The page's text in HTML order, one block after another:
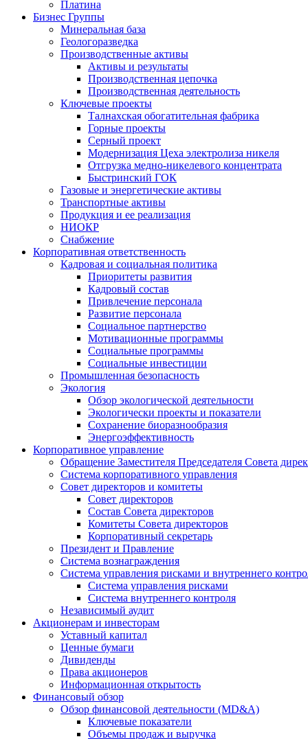
Платина
Бизнес Группы
Минеральная база
Геологоразведка
Производственные активы
Активы и результаты
Производственная цепочка
Производственная деятельность
Ключевые проекты
Талнахская обогатительная фабрика
Горные проекты
Серный проект
Модернизация Цеха электролиза никеля
Отгрузка медно-никелевого концентрата
Быстринский ГОК
Газовые и энергетические активы
Транспортные активы
Продукция и ее реализация
НИОКР
Снабжение
Корпоративная ответственность
Кадровая и социальная политика
Приоритеты развития
Кадровый состав
Привлечение персонала
Развитие персонала
Социальное партнерство
Мотивационные программы
Социальные программы
Социальные инвестиции
Промышленная безопасность
Экология
Обзор экологической деятельности
Экологически проекты и показатели
Сохранение биоразнообразия
Энергоэффективность
Корпоративное управление
Обращение Заместителя Председателя Совета
Система корпоративного управления
Совет директоров и комитеты
Совет директоров
Состав Совета директоров
Комитеты Совета директоров
Корпоративный секретарь
Президент и Правление
Система вознаграждения
Система управления рисками и внутреннего
Система управления рисками
Система внутреннего контроля
Независимый аудит
Акционерам и инвесторам
Уставный капитал
Ценные бумаги
Дивиденды
Права акционеров
Информационная открытость
Финансовый обзор
Обзор финансовой деятельности (MD&A)
Ключевые показатели
Объемы продаж и выручка